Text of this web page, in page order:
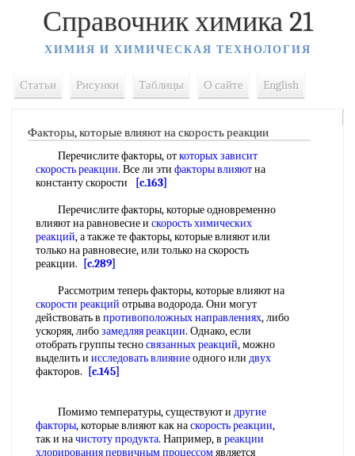
Справочник химика 21
ХИМИЯ И ХИМИЧЕСКАЯ ТЕХНОЛОГИЯ
Статьи Рисунки Таблицы О сайте English
Факторы, которые влияют на скорость реакции
Перечислите факторы, откоторых зависит
скорость реакции. Все ли эти факторы влияютна
константу скорости
[c.163]
Перечислите факторы, которые одновременно
влияют на равновесие и скорость химических
реакций, а также те факторы, которые влияют или
только на равновесие, или только на скорость
реакции.
[c.289]
Рассмотрим теперь факторы, которые влияют на
скорости реакций отрыва водорода. Они могут
действовать в противоположных направлениях, либо
ускоряя, либозамедляя реакции. Однако, если
отобрать группы тесносвязанных реакций, можно
выделить и исследовать влияниеодного или двух
факторов.
[c.145]
Помимо температуры, существуют и другие
факторы, которые влияют как наскорость реакции,
так и начистоту продукта. Например, в реакции
хлорированияпервичным процессомявляется